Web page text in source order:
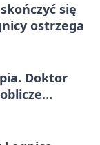
się
ostrzega
Doktor